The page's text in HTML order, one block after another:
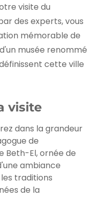
visite du
des experts, vous
mémorable de
musée renommé
cette ville
visite
dans la grandeur
de
Beth-El, ornée de
ambiance
traditions
de la